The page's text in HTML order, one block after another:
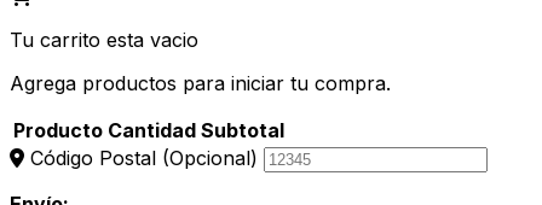
Tu carrito esta vacio
Agrega productos para iniciar tu compra.
Producto Cantidad Subtotal
Código Postal (Opcional)